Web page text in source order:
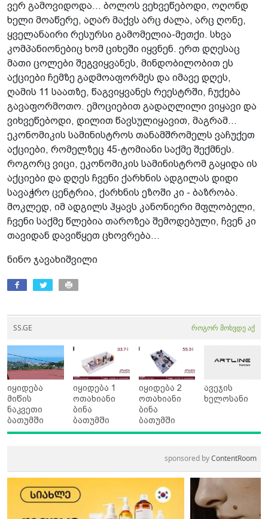
ვერ გამოვიდოდა... ბოლოს ვეხვეწებოდი, ოღონდ
ხელი მოაწერე, აღარ მაქვს არც ძალა, არც ღონე,
ყველანაირი რესურსი გამომელია-მეთქი. სხვა
კომპანიონებიც ხომ ციხეში იყვნენ. ერთ დღესაც
მათი ცოლები შეგვიყვანეს, მინდობილობით ეს
აქციები ჩემზე გადმოაფორმეს და იმავე დღეს,
ღამის 11 საათზე, წაგვიყვანეს რეესტრში, ჩუქება
გავაფორმოთო. ემოციებით გადაღლილი ვიყავი და
ვიხვეწებოდი, დილით წავსულიყავით, მაგრამ...
ეკონომიკის სამინისტროს თანამშრომელს ვაჩუქეთ
აქციები, რომელზეც 45-ტომიანი საქმე შექმნეს.
როგორც ვიცი, ეკონომიკის სამინისტრომ გაყიდა ის
აქციები და დღეს ჩვენი ქარხნის ადგილას დიდი
სავაჭრო ცენტრია, ქარხნის ეზოში კი - ბაზრობა.
მოკლედ, იმ ადგილს ჰყავს კანონიერი მფლობელი,
ჩვენი საქმე წლებია თაროზეა შემოდებული, ჩვენ კი
თავიდან დავიწყეთ ცხოვრება...
ნინო ჯავახიშვილი
SS.GE როგორ მოხვდე აქ
იყიდება
მიწის
ნაკვეთი
ბათუმში
იყიდება 1
ოთახიანი
ბინა
ბათუმში
იყიდება 2
ოთახიანი
ბინა
ბათუმში
ავეჯის
ხელოსანი
sponsored byContentRoom